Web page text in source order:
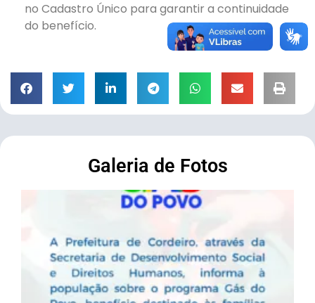
no Cadastro Único para garantir a continuidade
do benefício.
Galeria de Fotos